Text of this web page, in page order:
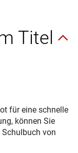
Titel
für eine schnelle
können Sie
von